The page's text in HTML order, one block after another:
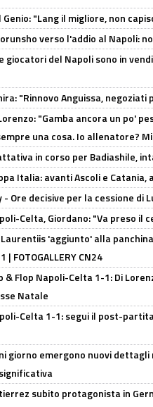
Genio: "Lang il migliore, non
verso l'addio al Napoli:
giocatori del Napoli sono in
"Rinnovo Anguissa, negoziati
"Gamba ancora un po'
una cosa. Io allenatore?
in corso per Badiashile,
Italia: avanti Ascoli e
- Ore decisive per la cessione di
Celta, Giordano: "Va preso il
Laurentiis 'aggiunto' alla
FOTOGALLERY CN24
& Flop Napoli-Celta 1-1: Di
Natale
Celta 1-1: segui il post-
giorno emergono nuovi
subito protagonista in